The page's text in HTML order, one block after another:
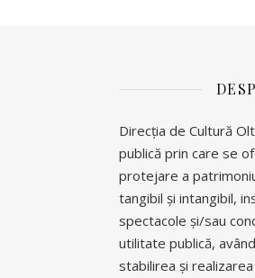
Direcția de Cultură
publică prin care se
protejare a
tangibil și intangibil,
spectacole și/sau
utilitate publică,
stabilirea și